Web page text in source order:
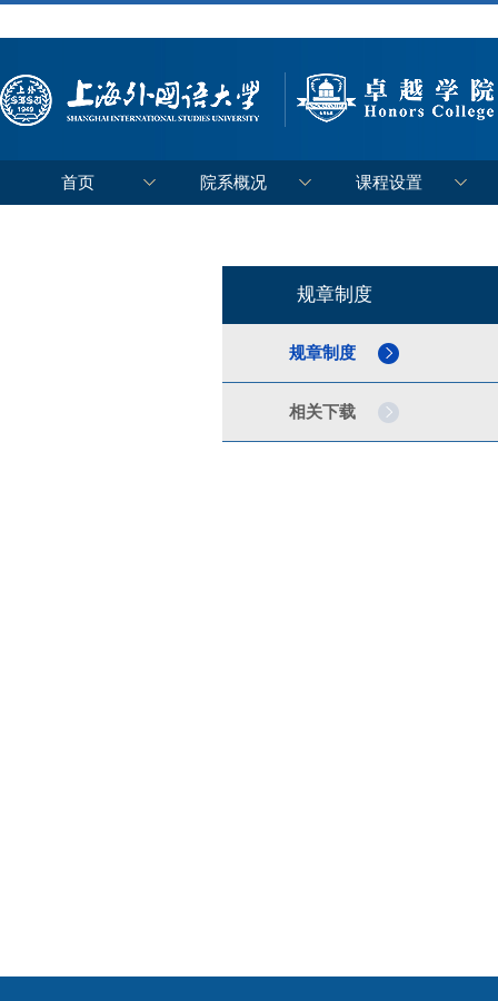
首页 院系概况 课程设置
规章制度
规章制度
相关下载